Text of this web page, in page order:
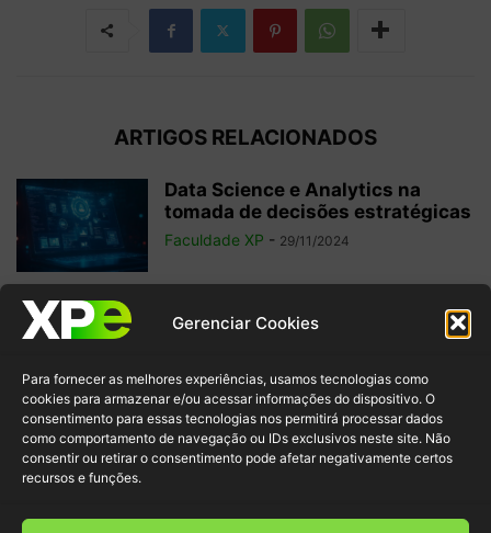
Gerenciar Cookies
Para fornecer as melhores experiências, usamos tecnologias como
cookies para armazenar e/ou acessar informações do dispositivo. O
consentimento para essas tecnologias nos permitirá processar dados
como comportamento de navegação ou IDs exclusivos neste site. Não
consentir ou retirar o consentimento pode afetar negativamente certos
recursos e funções.
ARTIGOS RELACIONADOS
Data Science e Analytics na
tomada de decisões estratégicas
Faculdade XP - 29/11/2024
6 filmes sobre tecnologia para
potencializar seu aprendizado
Faculdade XP - 22/11/2024
Data Fabric: o que é e por que faz
parte da...